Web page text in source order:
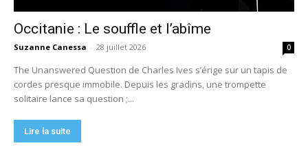
Occitanie : Le souffle et l’abîme
Suzanne Canessa - 28 juillet 2026 0
The Unanswered Question de Charles Ives s’érige sur un tapis de
cordes presque immobile. Depuis les gradins, une trompette
solitaire lance sa question ;...
Lire la suite